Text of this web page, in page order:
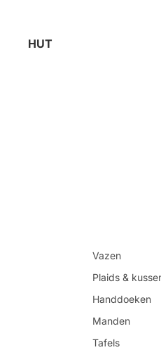
HUT
Vazen
Plaids &
Handdoeken
Manden
Tafels